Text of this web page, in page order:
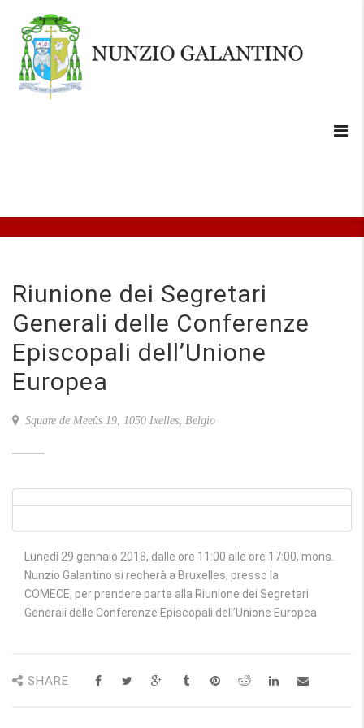
Riunione dei Segretari
Generali delle Conferenze
Episcopali dell’Unione
Europea
Square de Meeûs 19, 1050 Ixelles, Belgio
Lunedì 29 gennaio 2018, dalle ore 11:00 alle ore 17:00, mons.
Nunzio Galantino si recherà a Bruxelles, presso la
COMECE, per prendere parte alla Riunione dei Segretari
Generali delle Conferenze Episcopali dell’Unione Europea
SHARE